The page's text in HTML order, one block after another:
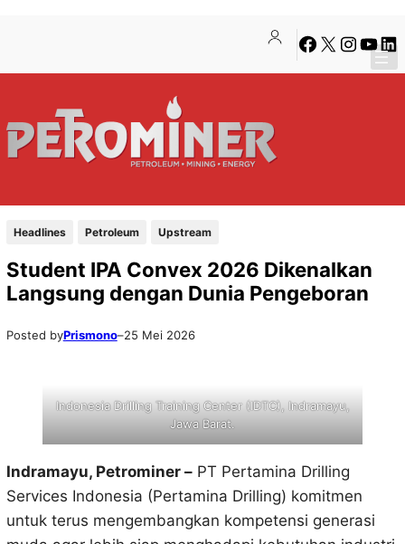
konten
content
Facebook
X Instagram
Headlines Petroleum Upstream
Student IPA Convex 2026 Dikenalkan
Langsung dengan Dunia Pengeboran
Posted byPrismono–25 Mei 2026
Indonesia Drilling Training Center (IDTC), Indramayu,
Jawa Barat.
Indramayu, Petrominer –PT Pertamina Drilling
Services Indonesia (Pertamina Drilling) komitmen
untuk terus mengembangkan kompetensi generasi